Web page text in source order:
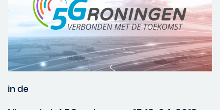
in de